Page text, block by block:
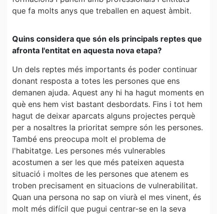
que fa molts anys que treballen en aquest àmbit.
Quins considera que són els principals reptes que
afronta l'entitat en aquesta nova etapa?
Un dels reptes més importants és poder continuar
donant resposta a totes les persones que ens
demanen ajuda. Aquest any hi ha hagut moments en
què ens hem vist bastant desbordats. Fins i tot hem
hagut de deixar aparcats alguns projectes perquè
per a nosaltres la prioritat sempre són les persones.
També ens preocupa molt el problema de
l'habitatge. Les persones més vulnerables
acostumen a ser les que més pateixen aquesta
situació i moltes de les persones que atenem es
troben precisament en situacions de vulnerabilitat.
Quan una persona no sap on viurà el mes vinent, és
molt més difícil que pugui centrar-se en la seva